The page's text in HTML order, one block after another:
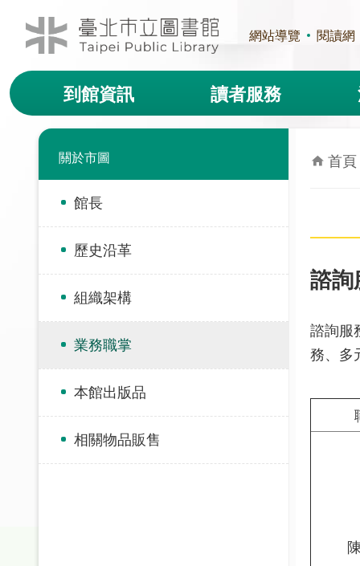
跳到主要內容區塊
網站導覽 閱讀網
到館資訊 讀者服務
關於市圖
館長
歷史沿革
組織架構
業務職掌
本館出版品
相關物品販售
首頁
諮詢
諮詢服
務、多